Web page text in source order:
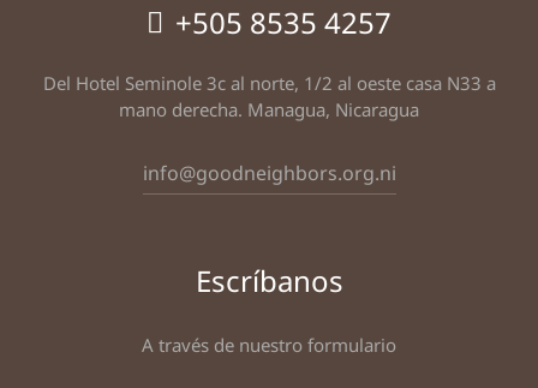
+505 8535 4257
Del Hotel Seminole 3c al norte, 1/2 al oeste casa N33 a
mano derecha. Managua, Nicaragua
info@goodneighbors.org.ni
Escríbanos
A través de nuestro formulario